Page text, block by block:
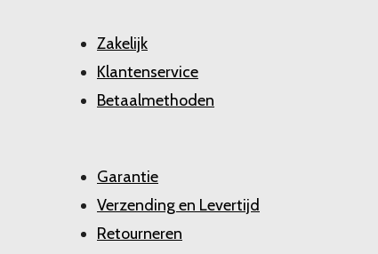
Zakelijk
Klantenservice
Betaalmethoden
Garantie
Verzending en Levertijd
Retourneren